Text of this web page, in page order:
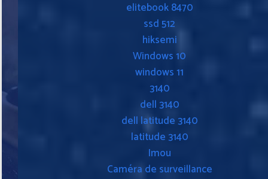
elitebook 8470
ssd 512
hiksemi
Windows 10
windows 11
3140
dell 3140
dell latitude 3140
latitude 3140
Imou
Caméra de surveillance